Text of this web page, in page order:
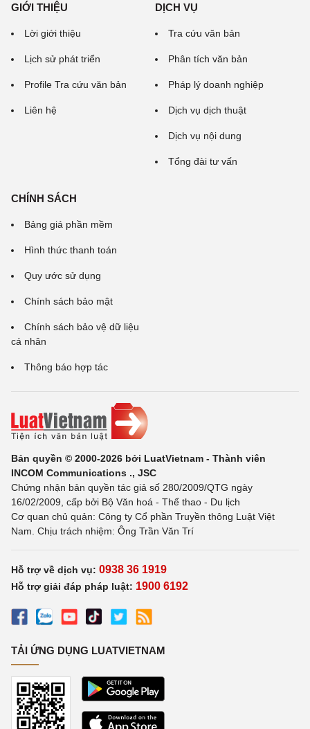
GIỚI THIỆU
Lời giới thiệu
Lịch sử phát triển
Profile Tra cứu văn bản
Liên hệ
DỊCH VỤ
Tra cứu văn bản
Phân tích văn bản
Pháp lý doanh nghiệp
Dịch vụ dịch thuật
Dịch vụ nội dung
Tổng đài tư vấn
CHÍNH SÁCH
Bảng giá phần mềm
Hình thức thanh toán
Quy ước sử dụng
Chính sách bảo mật
Chính sách bảo vệ dữ liệu
cá nhân
Thông báo hợp tác
Bản quyền © 2000-2026 bởi LuatVietnam - Thành viên
INCOM Communications ., JSC
Chứng nhận bản quyền tác giả số 280/2009/QTG ngày
16/02/2009, cấp bởi Bộ Văn hoá - Thể thao - Du lịch
Cơ quan chủ quản: Công ty Cổ phần Truyền thông Luật Việt
Nam. Chịu trách nhiệm: Ông Trần Văn Trí
Hỗ trợ về dịch vụ: 0938 36 1919
Hỗ trợ giải đáp pháp luật: 1900 6192
TẢI ỨNG DỤNG LUATVIETNAM